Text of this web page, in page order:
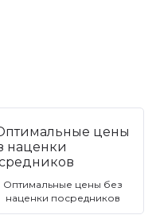
Оптимальные цены без
наценки посредников